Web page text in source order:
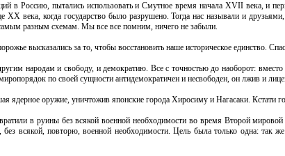
в Россию, пытались использовать и Смутное время начала XVII века, и
XX века, когда государство было разрушено. Тогда нас называли и
разным схемам. Мы все все помним, ничего не забыли.
высказались за то, чтобы восстановить наше историческое единство.
народам и свободу, и демократию. Все с точностью до наоборот:
по своей сущности антидемократичен и несвободен, он лжив и
оружие, уничтожив японские города Хиросиму и Нагасаки. Кстати
в руины без всякой военной необходимости во время Второй
без всякой, повторю, военной необходимости. Цель была только одна: так